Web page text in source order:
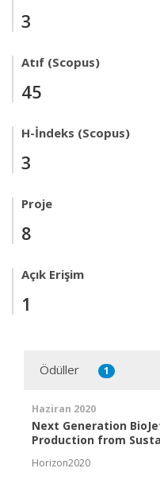
3
Atıf (Scopus)
45
H-İndeks (Scopus)
3
Proje
8
Açık Erişim
1
Ödüller 1
Haziran 2020
Next Generation
Production from
Horizon2020